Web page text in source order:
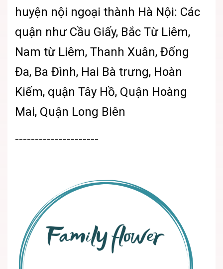
huyện nội ngoại thành Hà Nội: Các
quận như Cầu Giấy, Bắc Từ Liêm,
Nam từ Liêm, Thanh Xuân, Đống
Đa, Ba Đình, Hai Bà trưng, Hoàn
Kiếm, quận Tây Hồ, Quận Hoàng
Mai, Quận Long Biên
---------------------